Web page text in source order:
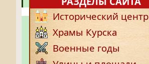
Исторический центр
Храмы Курска
Военные годы